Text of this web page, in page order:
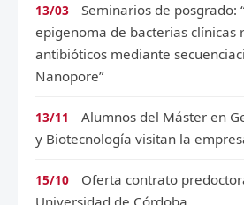
13/03
Seminarios de posgrado:
epigenoma de bacterias clínicas
antibióticos mediante
Nanopore”
13/11
Alumnos del Máster en
y Biotecnología visitan la
15/10
Oferta contrato